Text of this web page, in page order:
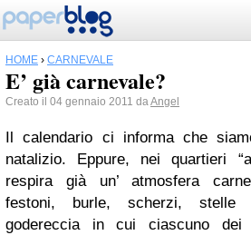
HOME › CARNEVALE
E’ già carnevale?
Creato il 04 gennaio 2011 daAngel
Il calendario ci informa che
natalizio. Eppure, nei quartieri
respira già un’ atmosfera
festoni, burle, scherzi, stelle
godereccia in cui ciascuno dei